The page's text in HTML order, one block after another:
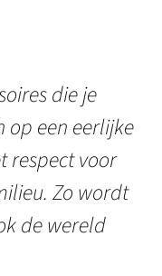
die je
op een eerlijke
respect voor
Zo wordt
de wereld